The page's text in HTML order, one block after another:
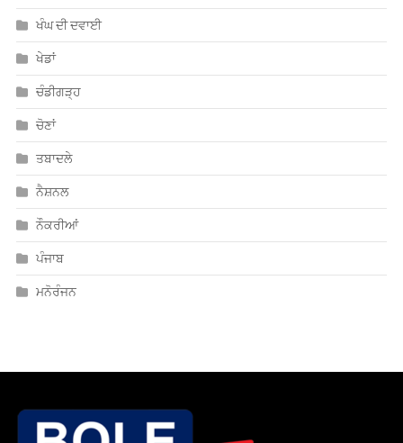
ਖੰਘ ਦੀ ਦਵਾਈ
ਖੇਡਾਂ
ਚੰਡੀਗੜ੍ਹ
ਚੋਣਾਂ
ਤਬਾਦਲੇ
ਨੈਸ਼ਨਲ
ਨੌਕਰੀਆਂ
ਪੰਜਾਬ
ਮਨੋਰੰਜਨ